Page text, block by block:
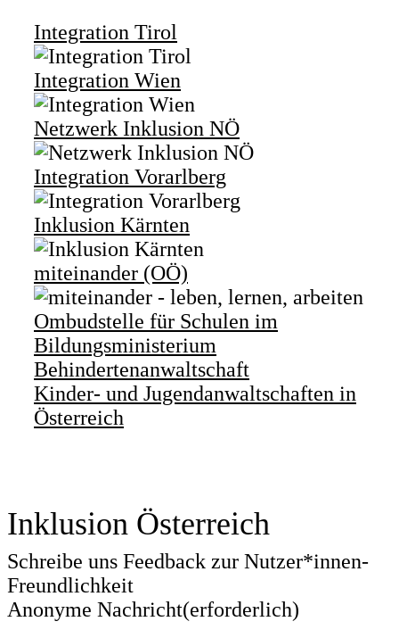
Integration Tirol
Integration Wien
Netzwerk Inklusion NÖ
Integration Vorarlberg
Inklusion Kärnten
miteinander (OÖ)
Ombudstelle für Schulen im
Bildungsministerium
Behindertenanwaltschaft
Kinder- und Jugendanwaltschaften in
Österreich
Inklusion Österreich
Schreibe uns Feedback zur Nutzer*innen-
Freundlichkeit
Anonyme Nachricht(erforderlich)